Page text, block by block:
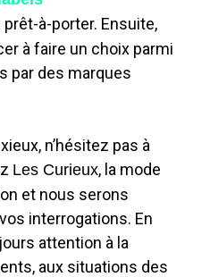
prêt-à-porter. Ensuite,
à faire un choix parmi
par des marques
n’hésitez pas à
Les Curieux, la mode
et nous serons
interrogations. En
attention à la
aux situations des